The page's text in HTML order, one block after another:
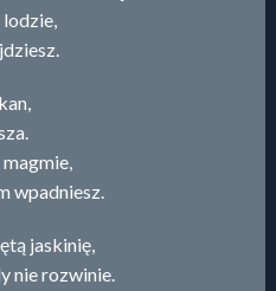
lodzie,
wpadniesz.
jaskinię,
nie rozwinie.